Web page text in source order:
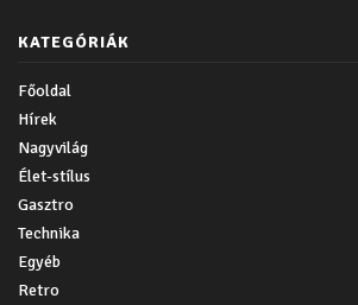
KATEGÓRIÁK
Főoldal
Hírek
Nagyvilág
Élet-stílus
Gasztro
Technika
Egyéb
Retro